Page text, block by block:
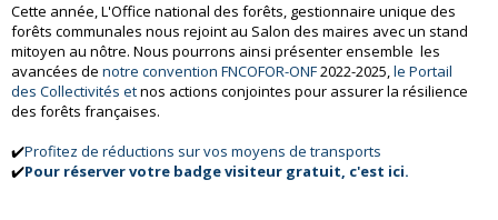
Cette année, L'Office national des forêts, gestionnaire unique des
forêts communales nous rejoint au Salon des maires avec un stand
mitoyen au nôtre. Nous pourrons ainsi présenter ensemble les
avancées de notre convention FNCOFOR-ONF2022-2025,le Portail
des Collectivités etnos actions conjointes pour assurer la résilience
des forêts françaises.
✔️Profitez de réductions sur vos moyens de transports
✔️Pour réserver votre badge visiteur gratuit, c'est ici.